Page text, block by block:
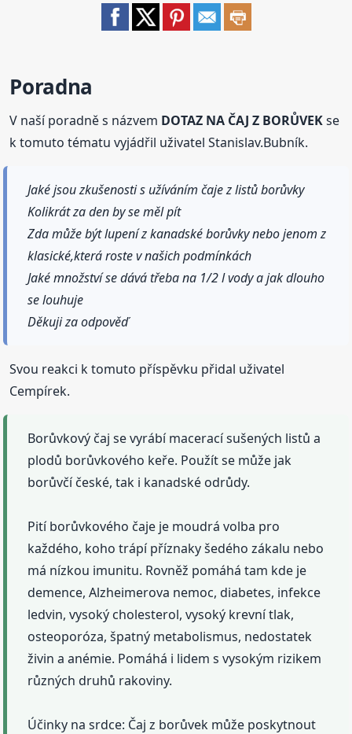
Poradna
V naší poradně s názvem DOTAZ NA ČAJ Z BORŮVEKse
k tomuto tématu vyjádřil uživatel Stanislav.Bubník.
Jaké jsou zkušenosti s užíváním čaje z listů borůvky
Kolikrát za den by se měl pít
Zda může být lupení z kanadské borůvky nebo jenom z
klasické,která roste v našich podmínkách
Jaké množství se dává třeba na 1/2 l vody a jak dlouho
se louhuje
Děkuji za odpověď
Svou reakci k tomuto příspěvku přidal uživatel
Cempírek.
Borůvkový čaj se vyrábí macerací sušených listů a
plodů borůvkového keře. Použít se může jak
borůvčí české, tak i kanadské odrůdy.
Pití borůvkového čaje je moudrá volba pro
každého, koho trápí příznaky šedého zákalu nebo
má nízkou imunitu. Rovněž pomáhá tam kde je
demence, Alzheimerova nemoc, diabetes, infekce
ledvin, vysoký cholesterol, vysoký krevní tlak,
osteoporóza, špatný metabolismus, nedostatek
živin a anémie. Pomáhá i lidem s vysokým rizikem
různých druhů rakoviny.
Účinky na srdce: Čaj z borůvek může poskytnout